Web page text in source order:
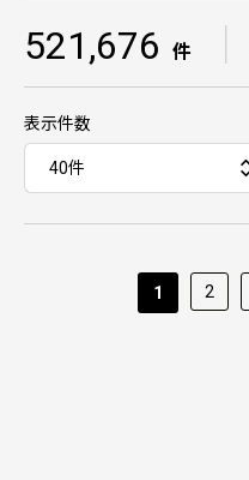
521,676 件
表示件数
1 2